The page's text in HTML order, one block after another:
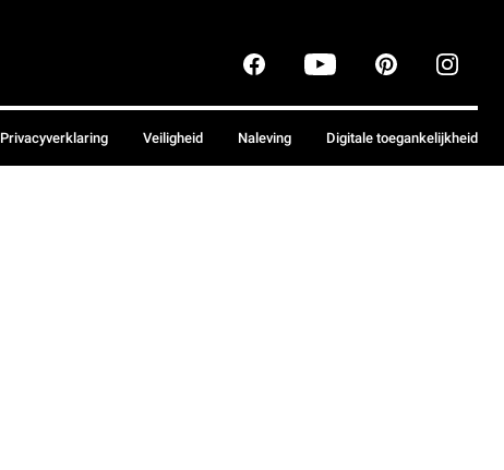
Privacyverklaring Veiligheid Naleving Digitale toegankelijkheid